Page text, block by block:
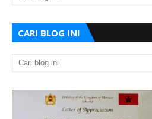
CARI BLOG INI